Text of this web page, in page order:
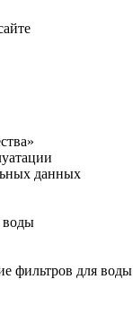
данных
воды
фильтров для воды